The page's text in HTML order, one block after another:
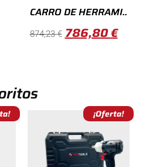
CARRO DE HERRAMI..
874,23€ 786,80€
¡Oferta!